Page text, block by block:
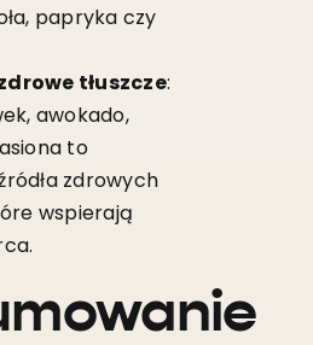
papryka czy
tłuszcze:
awokado,
to
zdrowych
wspierają